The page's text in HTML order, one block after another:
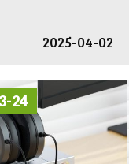
2025-04-02
24